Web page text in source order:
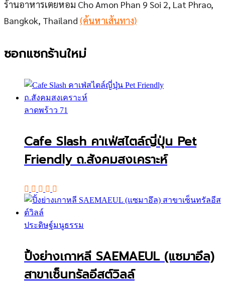
ร้านอาหารเตยหอม Cho Amon Phan 9 Soi 2, Lat Phrao,
Bangkok, Thailand (ค้นหาเส้นทาง)
ซอกแซกร้านใหม่
ลาดพร้าว 71
Cafe Slash คาเฟ่สไตล์ญี่ปุ่น Pet
Friendly ถ.สังคมสงเคราะห์
ประดิษฐ์มนูธรรม
ปิ้งย่างเกาหลี SAEMAEUL (แซมาอึล)
สาขาเซ็นทรัลอีสต์วิลล์